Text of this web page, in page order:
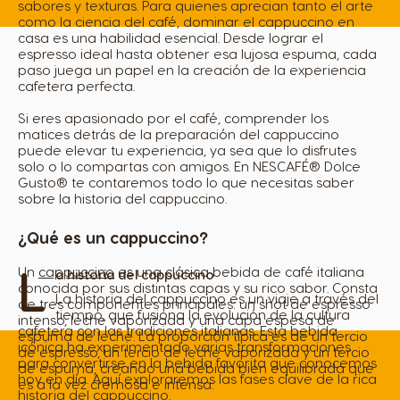
sabores y texturas. Para quienes aprecian tanto el arte
como la ciencia del café, dominar el cappuccino en
casa es una habilidad esencial. Desde lograr el
espresso ideal hasta obtener esa lujosa espuma, cada
paso juega un papel en la creación de la experiencia
cafetera perfecta.
Si eres apasionado por el café, comprender los
matices detrás de la preparación del cappuccino
puede elevar tu experiencia, ya sea que lo disfrutes
solo o lo compartas con amigos. En NESCAFÉ® Dolce
Gusto® te contaremos todo lo que necesitas saber
sobre la historia del cappuccino.
¿Qué es un cappuccino?
Un cappuccino es una clásica bebida de café italiana
conocida por sus distintas capas y su rico sabor. Consta
de tres componentes principales: un shot de espresso
intenso, leche vaporizada y una capa espesa de
espuma de leche. La proporción típica es de un tercio
de espresso, un tercio de leche vaporizada y un tercio
de espuma, creando una bebida bien equilibrada que
es a la vez cremosa e intensa.
L a historia del cappuccino
La historia del cappuccino es un viaje a través del
tiempo, que fusiona la evolución de la cultura
cafetera con las tradiciones italianas. Esta bebida
icónica ha experimentado varias transformaciones
para convertirse en la bebida favorita que conocemos
hoy en día. Aquí exploraremos las fases clave de la rica
historia del cappuccino.